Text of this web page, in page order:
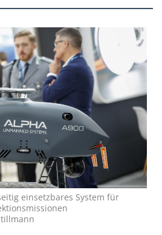
einsetzbares System für